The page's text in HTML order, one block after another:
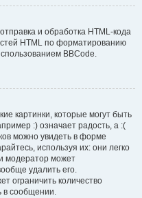
и обработка HTML-кода
HTML по форматированию
BBCode.
картинки, которые могут быть
:) означает радость, а :(
можно увидеть в форме
используя их: они легко
модератор может
удалить его.
ограничить количество
в сообщении.